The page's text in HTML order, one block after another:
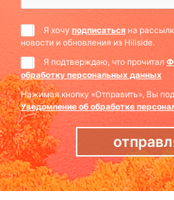
Я хочу подписаться на
новости и обновления из Hillside.
Я подтверждаю, что прочитал
обработку персональных данных
Нажимая кнопку «Отправить», Вы
Уведомление об обработке